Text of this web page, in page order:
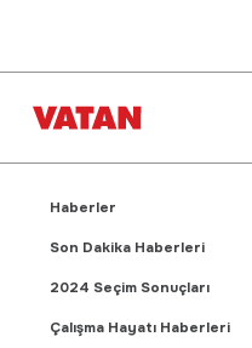
Haberler
Son Dakika Haberleri
2024 Seçim Sonuçları
Çalışma Hayatı Haberleri